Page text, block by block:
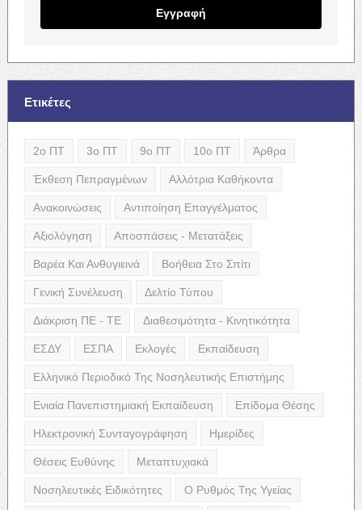
Εγγραφή
Ετικέτες
2ο ΠΤ 3ο ΠΤ 9ο ΠΤ 10ο ΠΤ Άρθρα
Έκθεση Πεπραγμένων Αλλότρια Καθήκοντα
Ανακοινώσεις Αντιποίηση Επαγγέλματος
Αξιολόγηση Αποσπάσεις - Μετατάξεις
Βαρέα Και Ανθυγιεινά Βοήθεια Στο Σπίτι
Γενική Συνέλευση Δελτίο Τύπου
Διάκριση ΠΕ - ΤΕ Διαθεσιμότητα - Κινητικότητα
ΕΣΔΥ ΕΣΠΑ Εκλογές Εκπαίδευση
Ελληνικό Περιοδικό Της Νοσηλευτικής Επιστήμης
Ενιαία Πανεπιστημιακή Εκπαίδευση Επίδομα Θέσης
Ηλεκτρονική Συνταγογράφηση Ημερίδες
Θέσεις Ευθύνης Μεταπτυχιακά
Νοσηλευτικές Ειδικότητες Ο Ρυθμός Της Υγείας